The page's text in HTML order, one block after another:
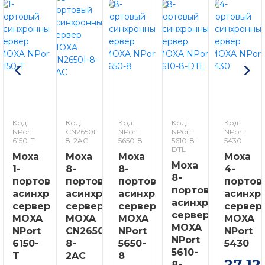
Код:
NPort
6150-T
Moxa
1-
портовый
асинхронный
сервер
MOXA
NPort
6150-
T
Код:
CN2650I-
8-2AC
Moxa
8-
портовый
асинхронный
сервер
MOXA
CN2650I-
8-
2AC
Код:
NPort
5650-8
Moxa
8-
портовый
асинхронный
сервер
MOXA
NPort
5650-
8
Код:
NPort
5610-8-
DTL
Moxa
8-
портовый
асинхронный
сервер
MOXA
NPort
5610-
Код:
NPort
5430
Moxa
4-
сервер
MOXA
NPort
5430